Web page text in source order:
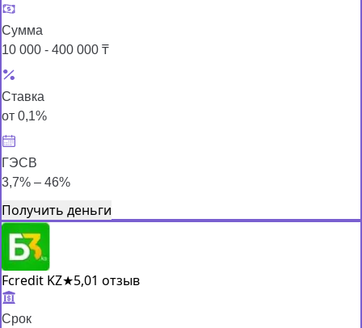
Сумма
10 000 - 400 000 ₸
Ставка
от 0,1%
ГЭСВ
3,7% – 46%
Получить деньги
Fcredit KZ★5,01 отзыв
Срок